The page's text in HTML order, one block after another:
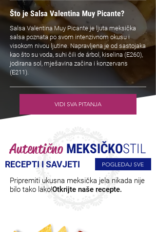
Što je Salsa Valentina Muy Picante?
Salsa Valentina Muy Picante je ljuta meksička
salsa poznata po svom intenzivnom okusu i
visokom nivou ljutine. Napravljena je od sastojaka
kao što su voda, suhi čili de árbol, kiselina (E260),
jodirana sol, mješavina začina i konzervans
(E211).
VIDI SVA PITANJA
Autentično MEKSIČKOSTIL
RECEPTI I SAVJETI POGLEDAJ SVE
Pripremiti ukusna meksička jela nikada nije
bilo tako lako!Otkrijte naše recepte.